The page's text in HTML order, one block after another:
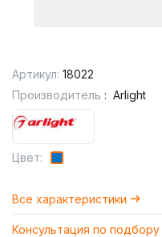
Артикул: 18022
Производитель : Arlight
Цвет:
Все характеристики
Консультация по подбору